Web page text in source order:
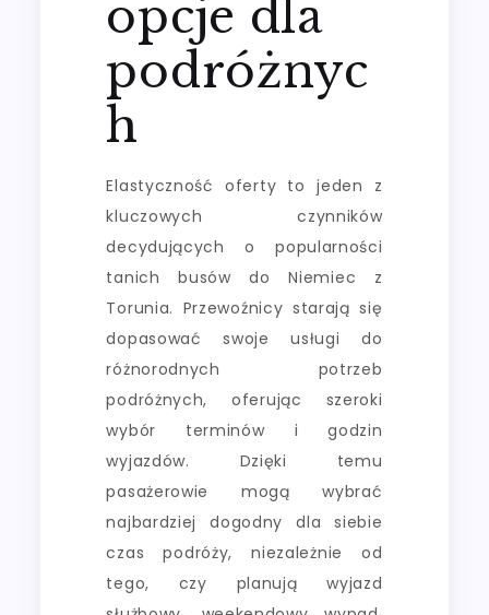
opcje dla
podróżnyc
h
Elastyczność oferty to jeden z
kluczowych czynników
decydujących o popularności
tanich busów do Niemiec z
Torunia. Przewoźnicy starają się
dopasować swoje usługi do
różnorodnych potrzeb
podróżnych, oferując szeroki
wybór terminów i godzin
wyjazdów. Dzięki temu
pasażerowie mogą wybrać
najbardziej dogodny dla siebie
czas podróży, niezależnie od
tego, czy planują wyjazd